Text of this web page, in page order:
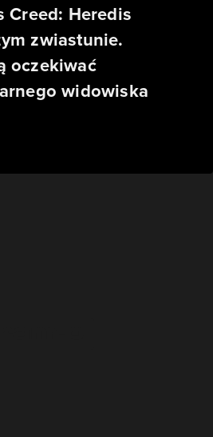
Creed: Heredis
zwiastunie.
oczekiwać
widowiska